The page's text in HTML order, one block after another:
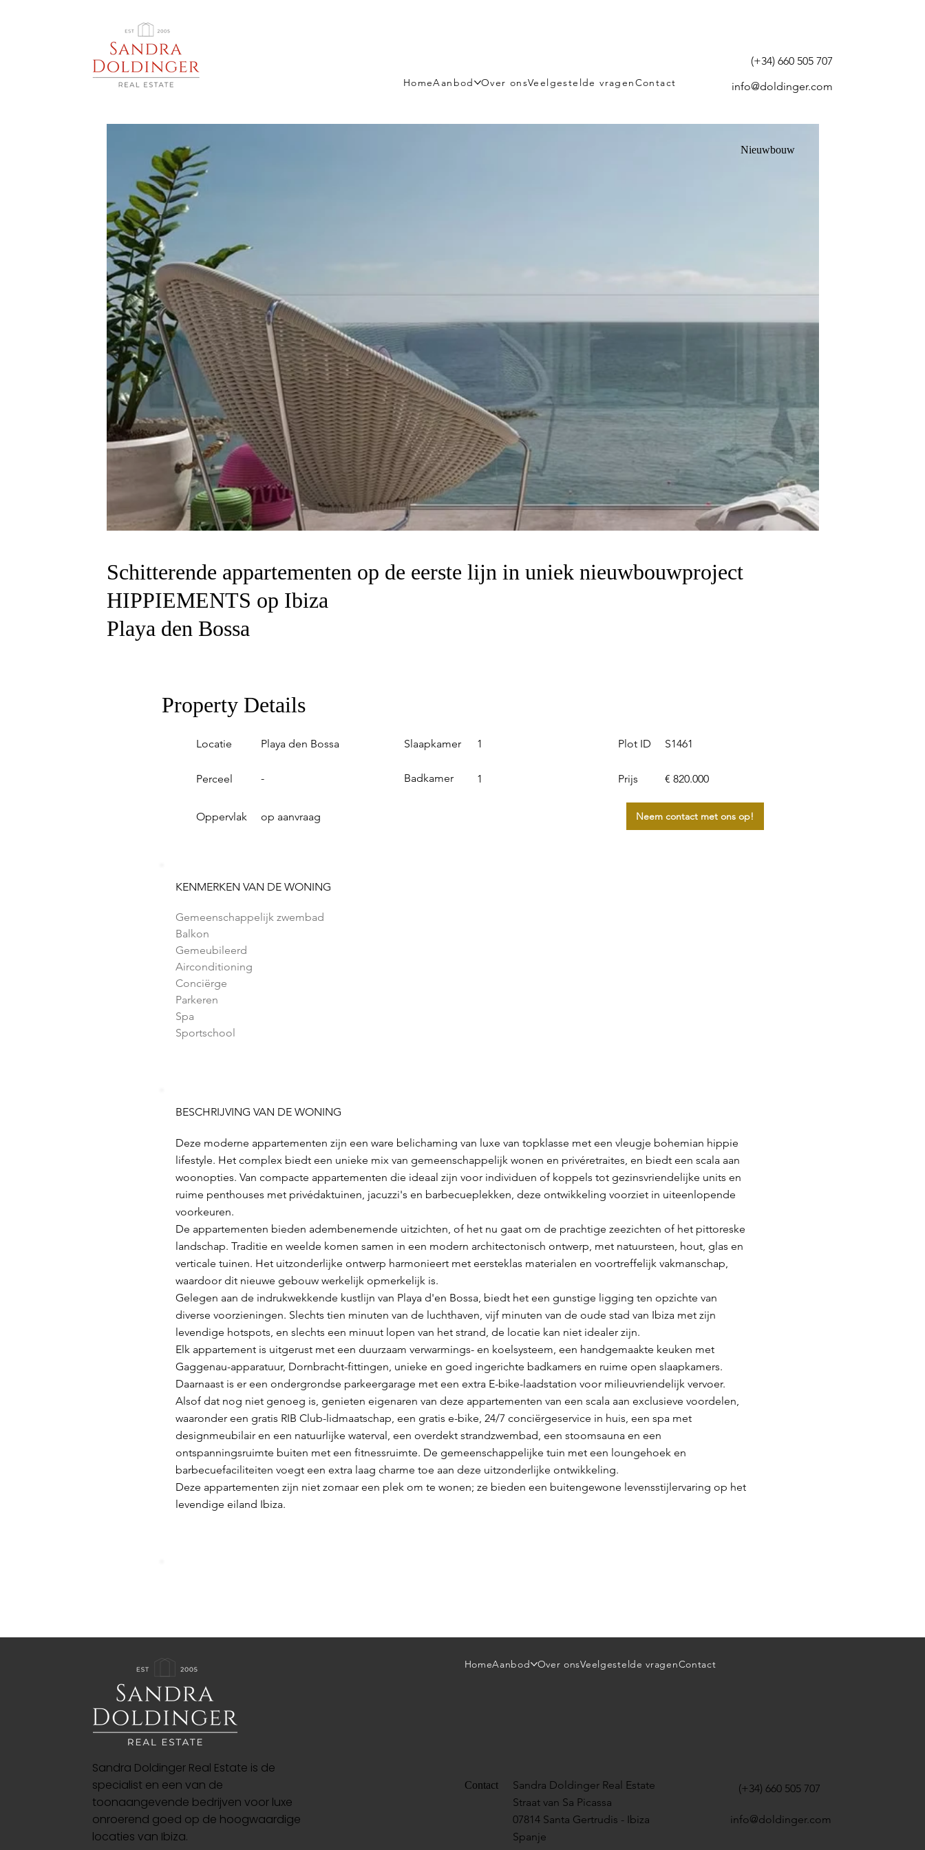
HomeAanbod Over onsVeelgestelde vragenContact info@doldinger.com
(+34) 660 505 707
Nieuwbouw
Schitterende appartementen op de eerste lijn in uniek nieuwbouwproject
HIPPIEMENTS op Ibiza
Playa den Bossa
Property Details
Locatie
Perceel
Oppervlak
Playa den Bossa
-
op aanvraag
Slaapkamer
Badkamer
1
1
Plot ID
Prijs
S1461
€ 820.000
Neem contact met ons op!
KENMERKEN VAN DE WONING
Gemeenschappelijk zwembad
Balkon
Gemeubileerd
Airconditioning
Conciërge
Parkeren
Spa
Sportschool
BESCHRIJVING VAN DE WONING
Deze moderne appartementen zijn een ware belichaming van luxe van topklasse met een vleugje bohemian hippie
lifestyle. Het complex biedt een unieke mix van gemeenschappelijk wonen en privéretraites, en biedt een scala aan
woonopties. Van compacte appartementen die ideaal zijn voor individuen of koppels tot gezinsvriendelijke units en
ruime penthouses met privédaktuinen, jacuzzi's en barbecueplekken, deze ontwikkeling voorziet in uiteenlopende
voorkeuren.
De appartementen bieden adembenemende uitzichten, of het nu gaat om de prachtige zeezichten of het pittoreske
landschap. Traditie en weelde komen samen in een modern architectonisch ontwerp, met natuursteen, hout, glas en
verticale tuinen. Het uitzonderlijke ontwerp harmonieert met eersteklas materialen en voortreffelijk vakmanschap,
waardoor dit nieuwe gebouw werkelijk opmerkelijk is.
Gelegen aan de indrukwekkende kustlijn van Playa d'en Bossa, biedt het een gunstige ligging ten opzichte van
diverse voorzieningen. Slechts tien minuten van de luchthaven, vijf minuten van de oude stad van Ibiza met zijn
levendige hotspots, en slechts een minuut lopen van het strand, de locatie kan niet idealer zijn.
Elk appartement is uitgerust met een duurzaam verwarmings- en koelsysteem, een handgemaakte keuken met
Gaggenau-apparatuur, Dornbracht-fittingen, unieke en goed ingerichte badkamers en ruime open slaapkamers.
Daarnaast is er een ondergrondse parkeergarage met een extra E-bike-laadstation voor milieuvriendelijk vervoer.
Alsof dat nog niet genoeg is, genieten eigenaren van deze appartementen van een scala aan exclusieve voordelen,
waaronder een gratis RIB Club-lidmaatschap, een gratis e-bike, 24/7 conciërgeservice in huis, een spa met
designmeubilair en een natuurlijke waterval, een overdekt strandzwembad, een stoomsauna en een
ontspanningsruimte buiten met een fitnessruimte. De gemeenschappelijke tuin met een loungehoek en
barbecuefaciliteiten voegt een extra laag charme toe aan deze uitzonderlijke ontwikkeling.
Deze appartementen zijn niet zomaar een plek om te wonen; ze bieden een buitengewone levensstijlervaring op het
levendige eiland Ibiza.
Sandra Doldinger Real Estate is de
specialist en een van de
toonaangevende bedrijven voor luxe
onroerend goed op de hoogwaardige
locaties van Ibiza.
HomeAanbod Over onsVeelgestelde vragenContact
Contact
Sandra Doldinger Real Estate
Straat van Sa Picassa
07814 Santa Gertrudis - Ibiza
Spanje
(+34) 660 505 707
info@doldinger.com